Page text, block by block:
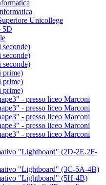
Unicollege
5D
seconde)
seconde)
seconde)
prime)
prime)
prime)
- presso liceo Marconi
- presso liceo Marconi
- presso liceo Marconi
- presso liceo Marconi
- presso liceo Marconi
"Lightboard" (2D-2E.2F-
"Lightboard" (3C-5A-4B)
"Lightboard" (5H-4B)